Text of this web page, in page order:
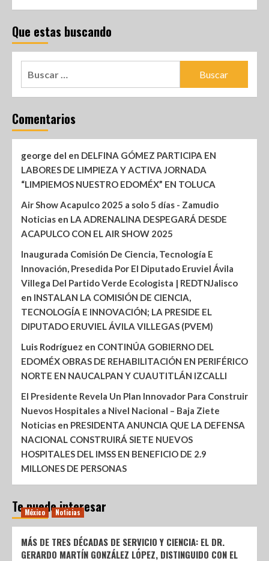
Que estas buscando
Comentarios
george del en DELFINA GÓMEZ PARTICIPA EN
LABORES DE LIMPIEZA Y ACTIVA JORNADA
“LIMPIEMOS NUESTRO EDOMÉX” EN TOLUCA
Air Show Acapulco 2025 a solo 5 días - Zamudio
Noticias en LA ADRENALINA DESPEGARÁ DESDE
ACAPULCO CON EL AIR SHOW 2025
Inaugurada Comisión De Ciencia, Tecnología E
Innovación, Presedida Por El Diputado Eruviel Ávila
Villega Del Partido Verde Ecologista | REDTNJalisco
en INSTALAN LA COMISIÓN DE CIENCIA,
TECNOLOGÍA E INNOVACIÓN; LA PRESIDE EL
DIPUTADO ERUVIEL ÁVILA VILLEGAS (PVEM)
Luis Rodríguez en CONTINÚA GOBIERNO DEL
EDOMÉX OBRAS DE REHABILITACIÓN EN PERIFÉRICO
NORTE EN NAUCALPAN Y CUAUTITLÁN IZCALLI
El Presidente Revela Un Plan Innovador Para Construir
Nuevos Hospitales a Nivel Nacional – Baja Ziete
Noticias en PRESIDENTA ANUNCIA QUE LA DEFENSA
NACIONAL CONSTRUIRÁ SIETE NUEVOS
HOSPITALES DEL IMSS EN BENEFICIO DE 2.9
MILLONES DE PERSONAS
Te puede interesar
México Noticias
MÁS DE TRES DÉCADAS DE SERVICIO Y CIENCIA: EL DR.
GERARDO MARTÍN GONZÁLEZ LÓPEZ, DISTINGUIDO CON EL